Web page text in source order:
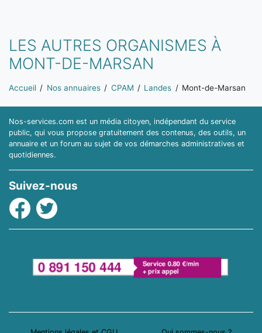
LES AUTRES ORGANISMES À
MONT-DE-MARSAN
Vous êtes ici:
Accueil Nos annuaires CPAM Landes Mont-de-Marsan
Nos-services.com est un média citoyen, indépendant du service
public, qui vous propose gratuitement des contenus, des outils, un
annuaire et un forum au sujet de vos démarches administratives et
quotidiennes.
Suivez-nous
Facebook
Twitter